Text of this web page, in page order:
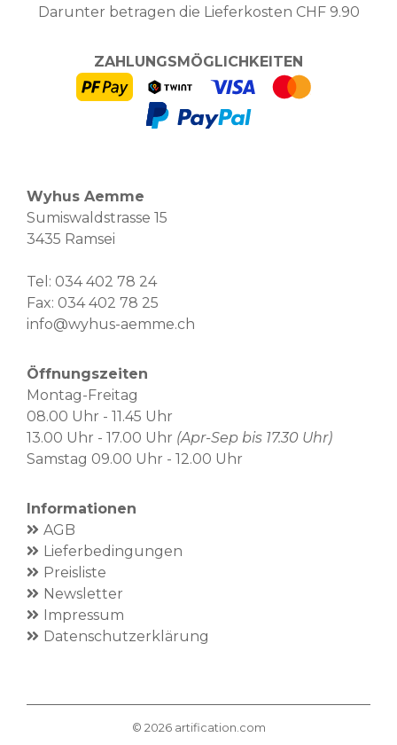
Darunter betragen die Lieferkosten CHF 9.90
ZAHLUNGSMÖGLICHKEITEN
Wyhus Aemme
Sumiswaldstrasse 15
3435 Ramsei
Tel: 034 402 78 24
Fax: 034 402 78 25
info@wyhus-aemme.ch
Öffnungszeiten
Montag-Freitag
08.00 Uhr - 11.45 Uhr
13.00 Uhr - 17.00 Uhr (Apr-Sep bis 17.30 Uhr)
Samstag 09.00 Uhr - 12.00 Uhr
Informationen
AGB
Lieferbedingungen
Preisliste
Newsletter
Impressum
Datenschutzerklärung
© 2026 artification.com